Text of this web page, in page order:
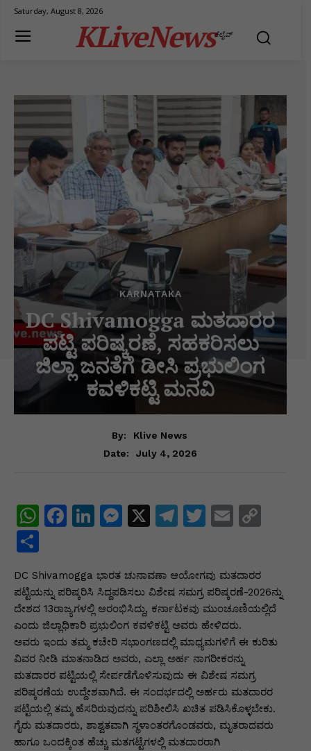
Saturday, August 8, 2026
KLiveNewsಕೆಲೈವ್
KARNATAKA
DC Shivamogga ಮತದಾರರ
ಪಟ್ಟಿ ಪರಿಷ್ಕರಣೆ, ಸಹಕರಿಸಲು
ಜಿಲ್ಲಾ ಜನತೆಗೆ ಡೀಸಿ ಪ್ರಭುಲಿಂಗ
ಕವಳಿಕಟ್ಟಿ ಮನವಿ
By:
Klive News
Date:
July 4, 2026
W
s
A
p
p
F
e
b
o
o
k
Li
e
dI
n
M
s
e
n
g
er
X
T
gr
a
m
T
er
E
l
y
Li
k
ar
e
DC Shivamogga ಭಾರತ ಚುನಾವಣಾ ಆಯೋಗವು ಮತದಾರರ
ಪಟ್ಟಿಯನ್ನು ಪರಿಷ್ಕರಿಸಿ ಸಿದ್ದಪಡಿಸಲು ವಿಶೇಷ ಸಮಗ್ರ ಪರಿಷ್ಕರಣೆ-2026ನ್ನು
ದೇಶದ 13ರಾಜ್ಯಗಳಲ್ಲಿ ಆರಂಭಿಸಿದ್ದು, ಕರ್ನಾಟಕವು ಮುಂಚೂಣಿಯಲ್ಲಿದೆ
ಎಂದು ಜಿಲ್ಲಾಧಿಕಾರಿ ಪ್ರಭುಲಿಂಗ ಕವಳಿಕಟ್ಟಿ ಅವರು ಹೇಳಿದರು.
ಅವರು ಇಂದು ತಮ್ಮ ಕಚೇರಿ ಸಭಾಂಗಣದಲ್ಲಿ ಮಾಧ್ಯಮಗಳಿಗೆ ಈ ಕುರಿತು
ವಿವರ ನೀಡಿ ಮಾತನಾಡಿದ ಅವರು, ಎಲ್ಲಾ ಅರ್ಹ ನಾಗರೀಕರನ್ನು
ಮತದಾರರ ಪಟ್ಟಿಯಲ್ಲಿ ಸೇರ್ಪಡೆಗೊಳಿಸುವುದು ಈ ವಿಶೇಷ ಸಮಗ್ರ
ಪರಿಷ್ಕರಣೆಯ ಉದ್ದೇಶವಾಗಿದೆ. ಈ ಸಂದರ್ಭದಲ್ಲಿ ಅರ್ಹರು ಮತದಾರರ
ಪಟ್ಟಿಯಲ್ಲಿ ತಮ್ಮ ಹೆಸರಿರುವುದನ್ನು ಪರಿಶೀಲಿಸಿ ಖಚಿತ ಪಡಿಸಿಕೊಳ್ಳಬೇಕು.
ಗೈರು ಮತದಾರರು, ಶಾಶ್ವತವಾಗಿ ಸ್ಥಳಾಂತರಗೊಂಡವರು, ಮೃತರಾದವರು
ಹಾಗೂ ಒಂದಕ್ಕಿಂತ ಹೆಚ್ಚು ಮತಗಟ್ಟೆಗಳಲ್ಲಿ ಮತದಾರರಾಗಿ